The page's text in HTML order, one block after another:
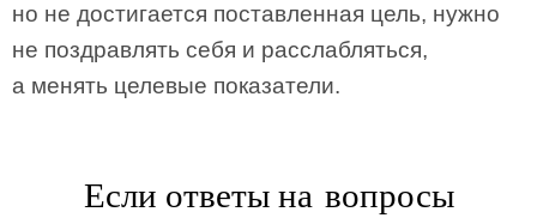
но не достигается поставленная цель, нужно
не поздравлять себя и расслабляться,
а менять целевые показатели.
Если ответы на вопросы